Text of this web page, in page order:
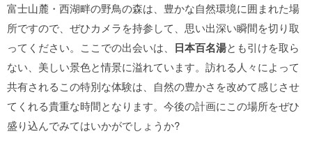
富士山麓・西湖畔の野鳥の森は、豊かな自然環境に囲まれた場
所ですので、ぜひカメラを持参して、思い出深い瞬間を切り取
ってください。ここでの出会いは、 日本百名湯とも引けを取ら
ない、美しい景色と情景に溢れています。訪れる人々によって
共有されるこの特別な体験は、自然の豊かさを改めて感じさせ
てくれる貴重な時間となります。今後の計画にこの場所をぜひ
盛り込んでみてはいかがでしょうか?